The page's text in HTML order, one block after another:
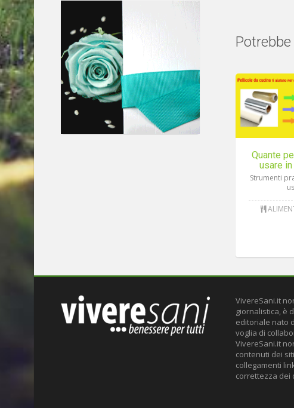
Quante
usare
Strumenti
VivereSani.it
giornalistica, è
editoriale nato
voglia di
VivereSani.it
contenuti dei
collegamenti
correttezza dei